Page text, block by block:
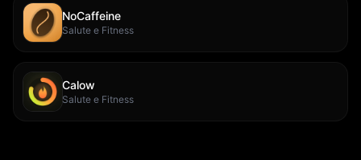
NoCaffeine
Salute e Fitness
Calow
Salute e Fitness